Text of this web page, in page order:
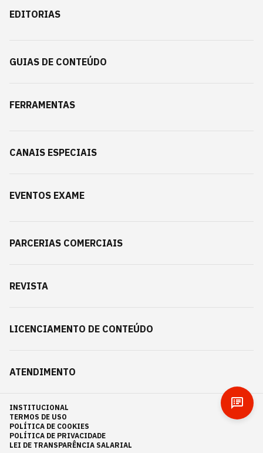
EDITORIAS
GUIAS DE CONTEÚDO
FERRAMENTAS
CANAIS ESPECIAIS
EVENTOS EXAME
PARCERIAS COMERCIAIS
REVISTA
LICENCIAMENTO DE CONTEÚDO
ATENDIMENTO
INSTITUCIONAL
TERMOS DE USO
POLÍTICA DE COOKIES
POLÍTICA DE PRIVACIDADE
LEI DE TRANSPARÊNCIA SALARIAL